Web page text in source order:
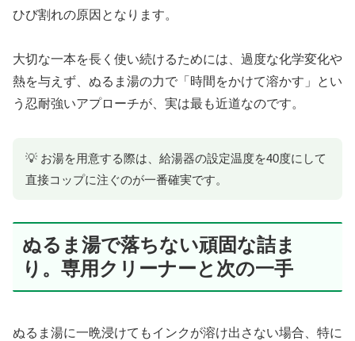
ひび割れの原因となります。
大切な一本を長く使い続けるためには、過度な化学変化や
熱を与えず、ぬるま湯の力で「時間をかけて溶かす」とい
う忍耐強いアプローチが、実は最も近道なのです。
💡 お湯を用意する際は、給湯器の設定温度を40度にして
直接コップに注ぐのが一番確実です。
ぬるま湯で落ちない頑固な詰ま
り。専用クリーナーと次の一手
ぬるま湯に一晩浸けてもインクが溶け出さない場合、特に